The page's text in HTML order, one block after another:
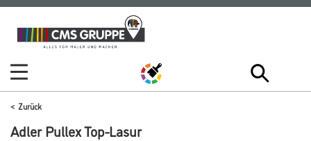
Zum
Inhalt
Zum
Navigationsmenü
Zurück
Adler Pullex Top-Lasur